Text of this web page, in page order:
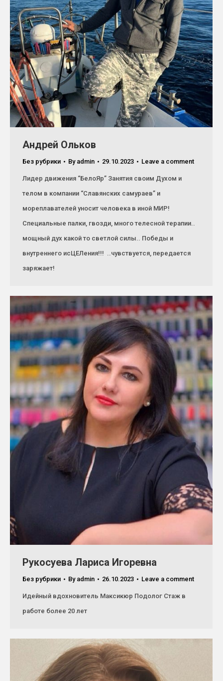
Андрей Ольков
Без рубрики By admin 29.10.2023 Leave a comment
Лидер движения “БелоЯр” Занятия своим Духом и
телом в компании “Славянских самураев” и
мореплавателей уносит человека в иной МИР!
Специальные палки, гвозди, много телесной терапии..
мощный дух какой то светлой силы.. Победы и
внутреннего исЦЕЛения!!! ..чувствуется, передается
заряжает!
Рукосуева Лариса Игоревна
Без рубрики By admin 26.10.2023 Leave a comment
Идейный вдохновитель Максикюр Подолог Стаж в
работе более 20 лет